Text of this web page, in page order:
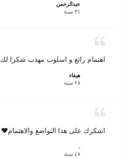
عبدالرحمن
٣١ سنة
اهتمام رائع و اسلوب مهذب شكرا لك
هيفاء
٢٨ سنة
اشكرك على هذا التواضع والاهتمام❤️
.
٤٧ سنة